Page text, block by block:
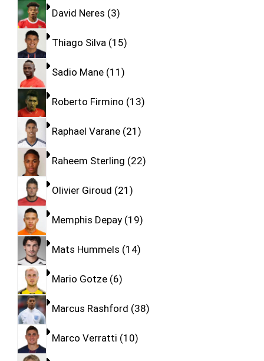
David Neres 3
Thiago Silva 15
Sadio Mane 11
Roberto Firmino 13
Raphael Varane 21
Raheem Sterling 22
Olivier Giroud 21
Memphis Depay 19
Mats Hummels 14
Mario Gotze 6
Marcus Rashford 38
Marco Verratti 10